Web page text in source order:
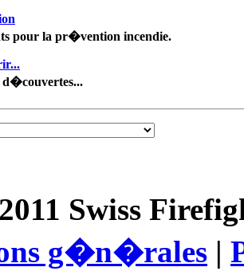
pour la pr�vention incendie.
d�couvertes...
Swiss
g�n�rales |